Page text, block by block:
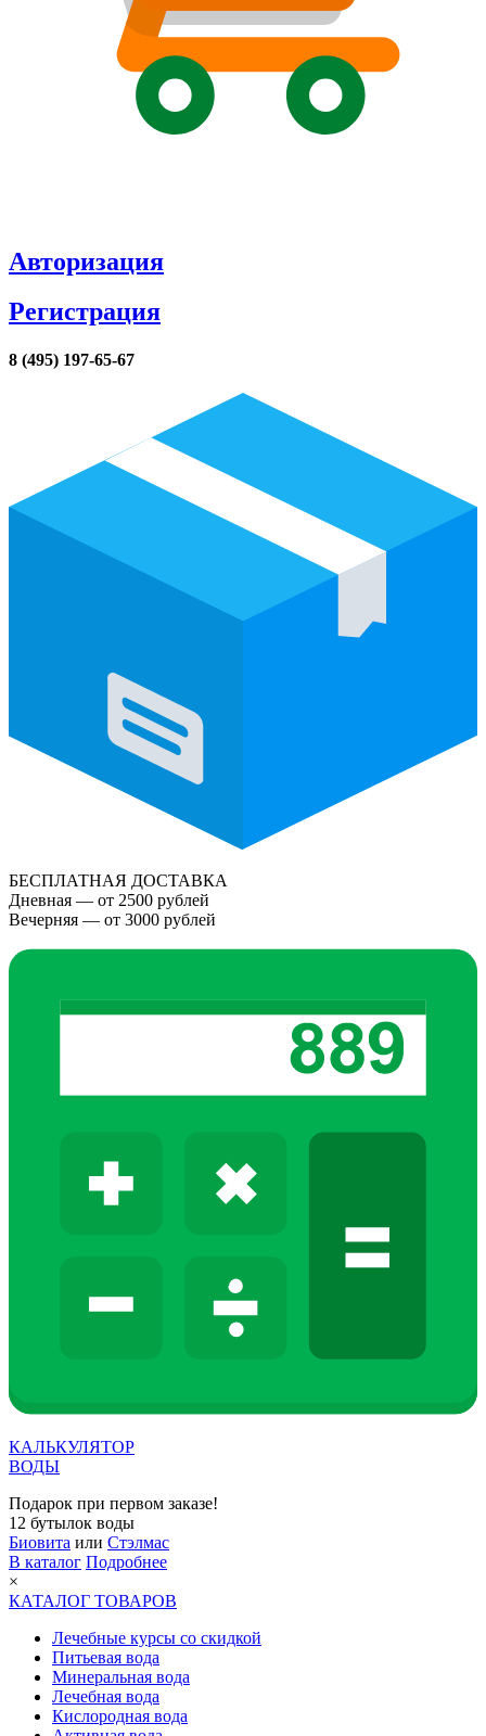
Авторизация
Регистрация
8 (495) 197-65-67
БЕСПЛАТНАЯ ДОСТАВКА
Дневная — от 2500 рублей
Вечерняя — от 3000 рублей
КАЛЬКУЛЯТОР
ВОДЫ
Подарок при первом заказе!
12 бутылок воды
Биовита или Стэлмас
В каталог Подробнее
×
КАТАЛОГ ТОВАРОВ
Лечебные курсы со скидкой
Питьевая вода
Минеральная вода
Лечебная вода
Кислородная вода